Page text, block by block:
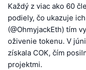
Každý z viac ako 60
podiely, čo ukazuje
(@OhmyjackEth) tím
oživenie tokenu. V
získala COK, čím
projektmi.